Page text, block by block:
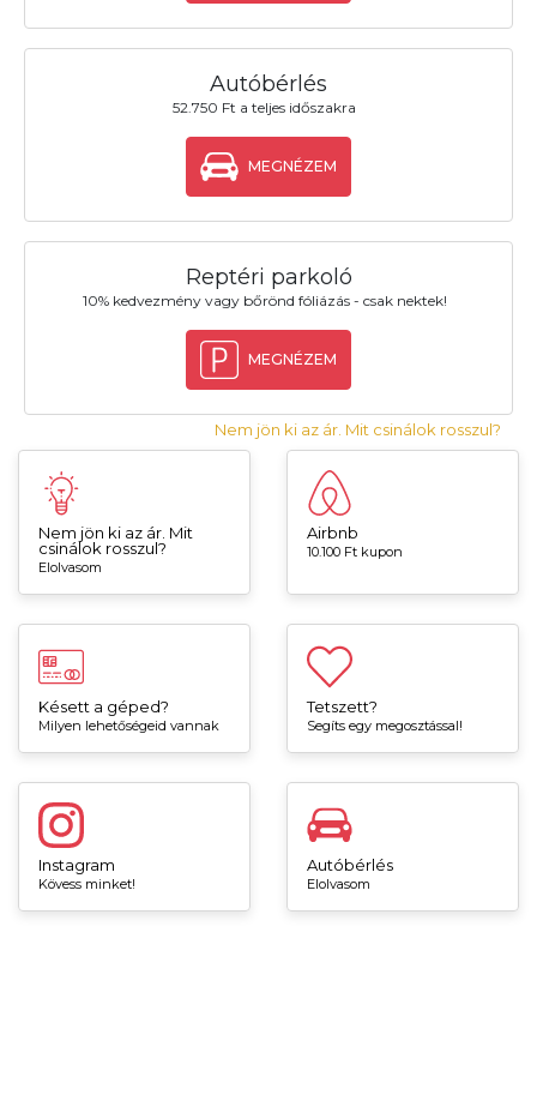
Autóbérlés
52.750 Ft a teljes időszakra
MEGNÉZEM
Reptéri parkoló
10% kedvezmény vagy bőrönd fóliázás - csak nektek!
MEGNÉZEM
Nem jön ki az ár. Mit csinálok rosszul?
Nem jön ki az ár. Mit
csinálok rosszul?
Elolvasom
Airbnb
10.100 Ft kupon
Késett a géped?
Milyen lehetőségeid vannak
Tetszett?
Segíts egy megosztással!
Instagram
Kövess minket!
Autóbérlés
Elolvasom